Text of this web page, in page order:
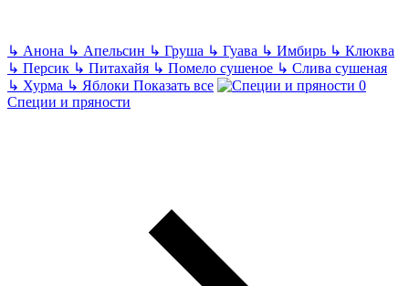
↳ Анона ↳ Апельсин ↳ Груша ↳ Гуава ↳ Имбирь ↳ Клюква
↳ Персик ↳ Питахайя ↳ Помело сушеное ↳ Слива сушеная
↳ Хурма ↳ Яблоки Показать все
Специи и пряности